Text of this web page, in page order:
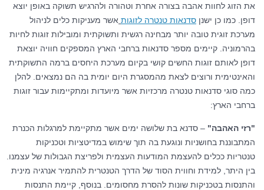
את הזוג לחוות אהבה בצורה אחרת וטהורה ולהרגיש תשוקה באופן יוצא
דופן. כמו כן ישנן סדנאות טנטרה לזוגות אשר מעניקות כלים לניהול
מערכת זוגית טובה יותר מבחינה רגשית ותשוקתית ומובילות זוגות לחיות
בהרמוניה. קיימים מספר סדנאות ברחבי הארץ המספקים חוויה יוצאת
דופן לאותם זוגות החשים קושי בקיום מערכת היחסים ברמה התשוקתית
והאינטימית ורוצים לצאת מהמסגרת היום יומית בה הם נמצאים. להלן
כמה סוגי סדנאות טנטרה מרכזיות אשר מיועדות ומתקיימות עבור זוגות
ברחבי הארץ:
"רזי האהבה" – סדנא בת שלושה ימים אשר מתקיימת למרגלות הכנרת
המתבוננת בחושניות ונוגעת בה תוך שימוש במדיטציות וטכניקות
טנטריות ככלים להעצמת המודעות העצמית ולפריצת הגבולות של עצמנו.
בין היתר, למידת וחווית הסוד של הדרך הטנטרית להתמיר אנרגיה מינית
והתנסות בטכניקות שונות להסרת מחסומים. בנוסף, קיימת התנסות